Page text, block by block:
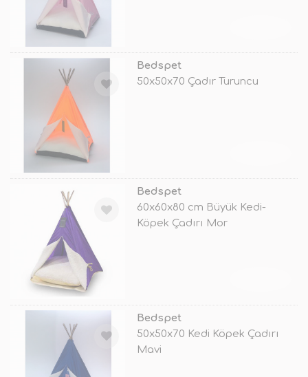
Bedspet
50x50x70 Çadır Turuncu
Bedspet
60x60x80 cm Büyük Kedi-
Köpek Çadırı Mor
Bedspet
50x50x70 Kedi Köpek Çadırı
Mavi